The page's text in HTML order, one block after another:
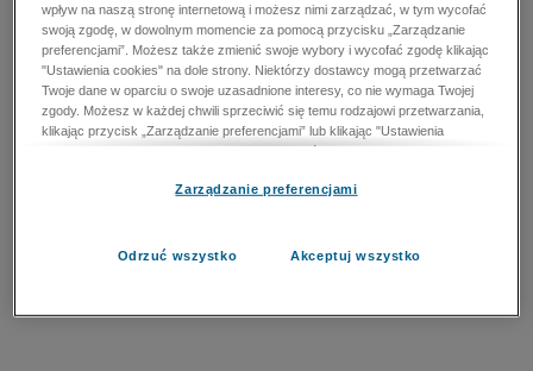
wpływ na naszą stronę internetową i możesz nimi zarządzać, w tym wycofać
swoją zgodę, w dowolnym momencie za pomocą przycisku „Zarządzanie
preferencjami”. Możesz także zmienić swoje wybory i wycofać zgodę klikając
"Ustawienia cookies" na dole strony. Niektórzy dostawcy mogą przetwarzać
Twoje dane w oparciu o swoje uzasadnione interesy, co nie wymaga Twojej
zgody. Możesz w każdej chwili sprzeciwić się temu rodzajowi przetwarzania,
klikając przycisk „Zarządzanie preferencjami” lub klikając "Ustawienia
cookies" na dole strony. Nie możesz sprzeciwić się przetwarzaniu przez
zapobiegania oszustwom i naprawiania błędów, a w tym celu mogą zostać
przetwarzaniu danych osobowych w celu dostarczania i prezentacji reklam i
Zarządzanie preferencjami
Odrzuć wszystko Akceptuj wszystko